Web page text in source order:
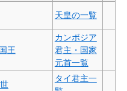
天皇の一覧
王
カンボジア
君主・国家
元首一覧
タイ君主一